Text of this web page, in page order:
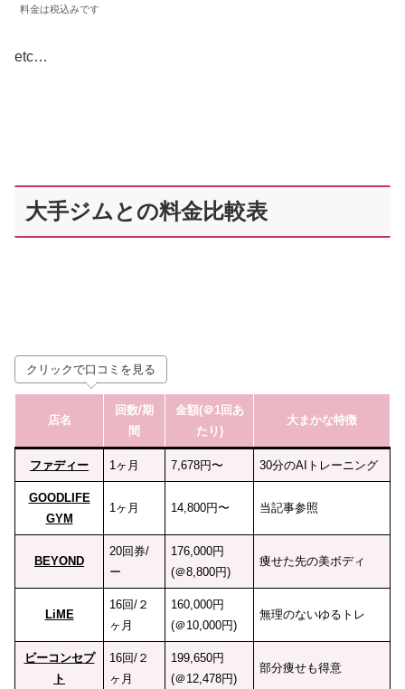
料金は税込みです
etc…
大手ジムとの料金比較表
クリックで口コミを見る
店名
回数/期
間
金額(＠1回あ
たり)
大まかな特徴
ファディー 1ヶ月 7,678円〜 30分のAIトレーニング
GOODLIFE
GYM
1ヶ月 14,800円〜 当記事参照
BEYOND
20回券/
ー
176,000円
(＠8,800円)
痩せた先の美ボディ
LiME
16回/２
ヶ月
160,000円
(＠10,000円)
無理のないゆるトレ
ビーコンセプ
ト
16回/２
ヶ月
199,650円
(＠12,478円)
部分痩せも得意